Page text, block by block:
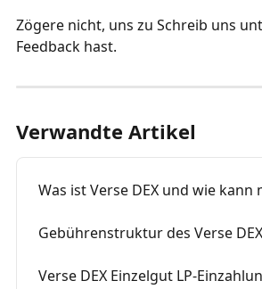
Zögere nicht, uns zu Schreib uns
Feedback hast.
Verwandte Artikel
Was ist Verse DEX und wie kann
Gebührenstruktur des Verse
Verse DEX Einzelgut LP-